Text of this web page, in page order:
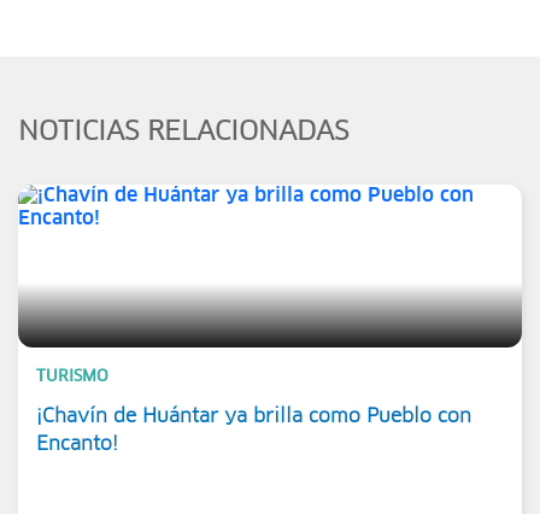
NOTICIAS RELACIONADAS
TURISMO
¡Chavín de Huántar ya brilla como Pueblo con
Encanto!